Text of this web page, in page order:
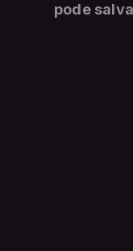
pode